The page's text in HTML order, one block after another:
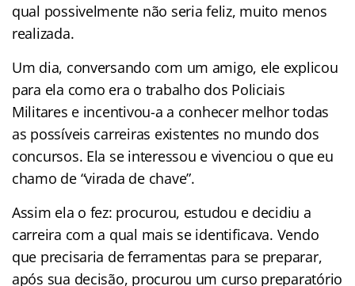
qual possivelmente não seria feliz, muito menos
realizada.
Um dia, conversando com um amigo, ele explicou
para ela como era o trabalho dos Policiais
Militares e incentivou-a a conhecer melhor todas
as possíveis carreiras existentes no mundo dos
concursos. Ela se interessou e vivenciou o que eu
chamo de “virada de chave”.
Assim ela o fez: procurou, estudou e decidiu a
carreira com a qual mais se identificava. Vendo
que precisaria de ferramentas para se preparar,
após sua decisão, procurou um curso preparatório